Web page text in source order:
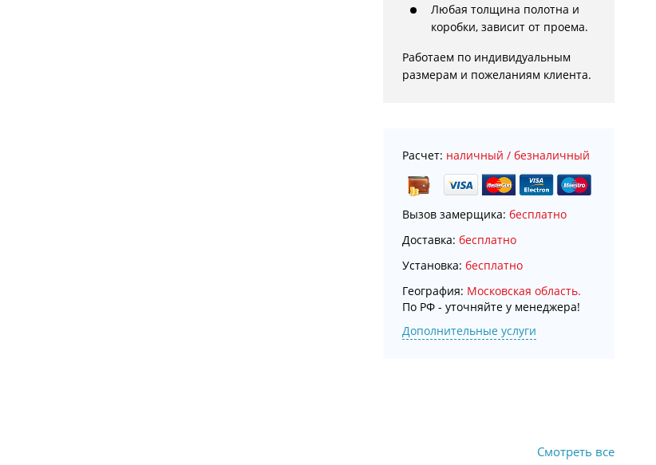
Любая толщина полотна и
коробки, зависит от проема.
Работаем по индивидуальным
размерам и пожеланиям клиента.
Расчет: наличный / безналичный
Вызов замерщика: бесплатно
Доставка: бесплатно
Установка: бесплатно
География: Московская область.
По РФ - уточняйте у менеджера!
Дополнительные услуги
Смотреть все